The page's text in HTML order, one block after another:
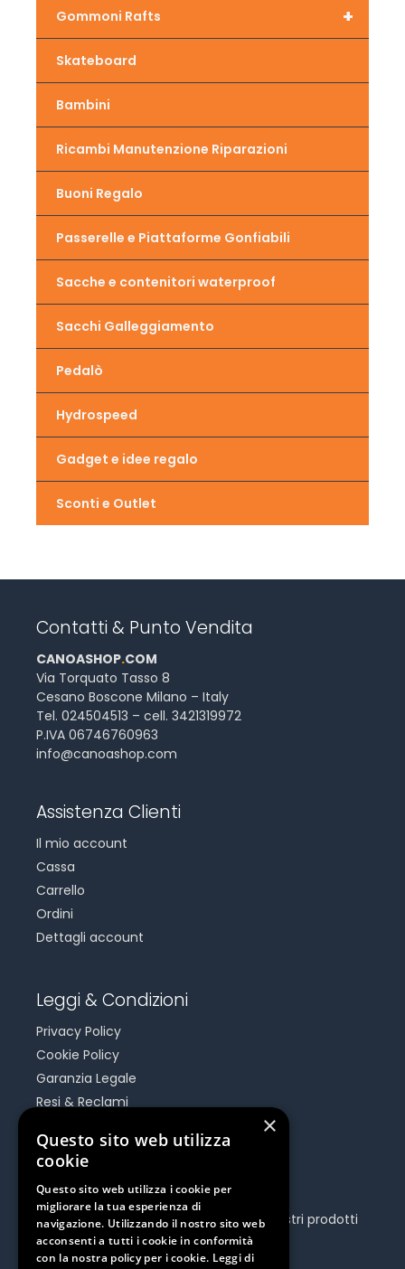
+
Gommoni Rafts
Skateboard
Bambini
Ricambi Manutenzione Riparazioni
Buoni Regalo
Passerelle e Piattaforme Gonfiabili
Sacche e contenitori waterproof
Sacchi Galleggiamento
Pedalò
Hydrospeed
Gadget e idee regalo
Sconti e Outlet
Contatti & Punto Vendita
CANOASHOP.COM
Via Torquato Tasso 8
Cesano Boscone Milano – Italy
Tel. 024504513 – cell. 3421319972
P.IVA 06746760963
info@canoashop.com
Assistenza Clienti
Il mio account
Cassa
Carrello
Ordini
Dettagli account
Leggi & Condizioni
Privacy Policy
Cookie Policy
Garanzia Legale
Resi & Reclami
Be Social
Seguici e rimani aggiornato su tutti i nostri prodotti
e iniziative.
×
Questo sito web utilizza
cookie
Questo sito web utilizza i cookie per
migliorare la tua esperienza di
navigazione. Utilizzando il nostro sito web
acconsenti a tutti i cookie in conformità
con la nostra policy per i cookie. Leggi di